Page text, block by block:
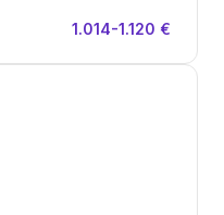
1.014-1.120 €